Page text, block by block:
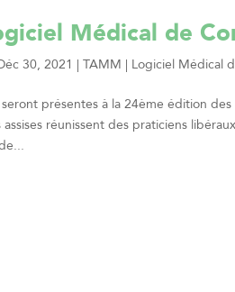
Médical de
30, 2021 |TAMM | Logiciel Médical
présentes à la 24ème édition des
assises réunissent des praticiens